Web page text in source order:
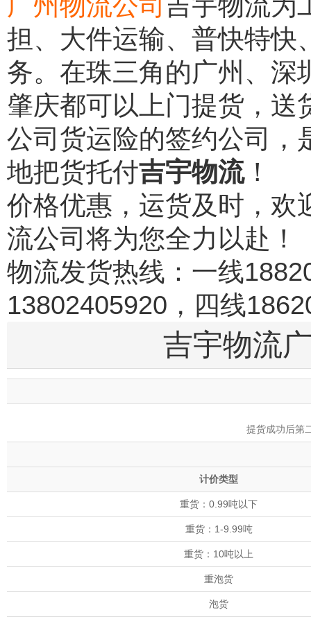
担、大件运输、普快特快
务。在珠三角的广州、深
肇庆都可以上门提货，送
公司货运险的签约公司，
地把货托付吉宇物流！
价格优惠，运货及时，欢
流公司将为您全力以赴！
物流发货热线：一线
13802405920，四线
吉宇物流
提货成功后第
计价类型
重货：0.99吨以下
重货：1-9.99吨
重货：10吨以上
重泡货
泡货